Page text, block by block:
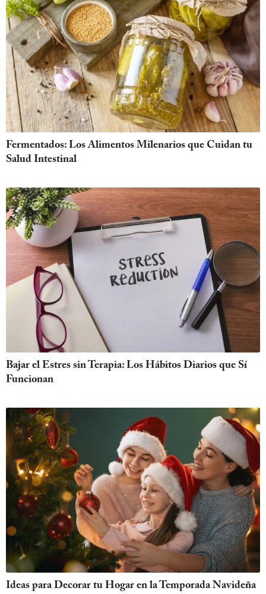
Fermentados: Los Alimentos Milenarios que Cuidan tu
Salud Intestinal
Bajar el Estres sin Terapia: Los Hábitos Diarios que Sí
Funcionan
Ideas para Decorar tu Hogar en la Temporada Navideña